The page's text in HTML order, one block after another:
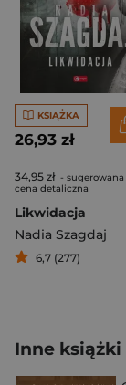
KSIĄŻKA
26,93 zł
34,95 zł - sugerowana
cena detaliczna
Likwidacja
Nadia Szagdaj
6,7 (277)
Inne książki